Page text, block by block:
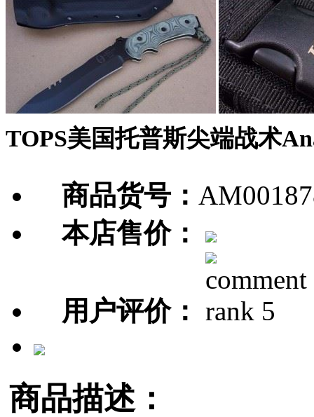
TOPS美国托普斯尖端战术
商品货号：
本店售价：
用户评价：
商品描述：